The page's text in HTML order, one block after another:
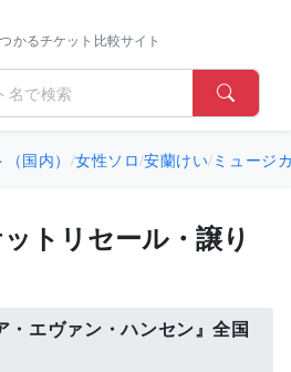
かるチケット比較サイト
国内） /女性ソロ/安蘭けい/ ミュージ
トリセール・譲り
・エヴァン・ハンセン』全国